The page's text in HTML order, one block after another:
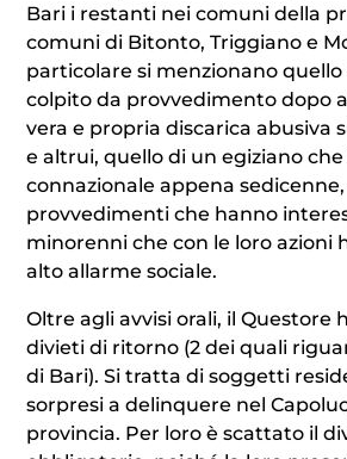
Bari i restanti nei comuni della
comuni di Bitonto, Triggiano e
particolare si menzionano quello
colpito da provvedimento dopo
vera e propria discarica abusiva
e altrui, quello di un egiziano
connazionale appena
provvedimenti che hanno
minorenni che con le loro azioni
alto allarme sociale.
Oltre agli avvisi orali, il Questore
divieti di ritorno (2 dei quali
di Bari). Si tratta di soggetti
sorpresi a delinquere nel
provincia. Per loro è scattato il